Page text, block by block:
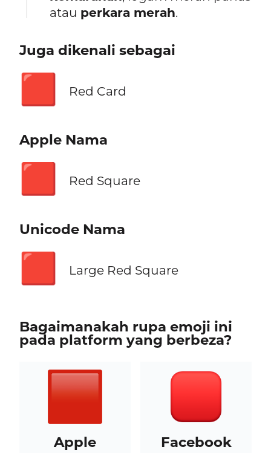
atau perkara merah.
Juga dikenali sebagai
🟥 Red Card
Apple Nama
🟥 Red Square
Unicode Nama
🟥 Large Red Square
Bagaimanakah rupa emoji ini
pada platform yang berbeza?
Apple Facebook